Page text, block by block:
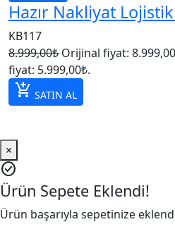
Hazır Nakliyat
KB117
8.999,00₺ Orijinal fiyat:
fiyat: 5.999,00₺.
add_shopping_cart SATIN AL
×
check_circle
Ürün Sepete Eklendi!
Ürün başarıyla sepetinize